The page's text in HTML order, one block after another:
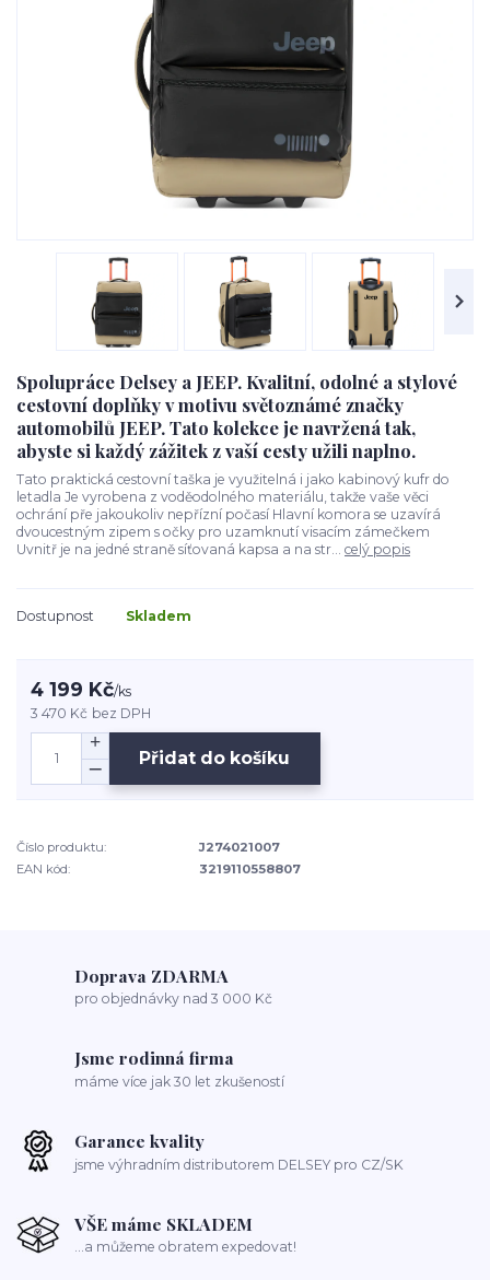
Spolupráce Delsey a JEEP. Kvalitní, odolné a stylové
cestovní doplňky v motivu světoznámé značky
automobilů JEEP. Tato kolekce je navržená tak,
abyste si každý zážitek z vaší cesty užili naplno.
Tato praktická cestovní taška je využitelná i jako kabinový kufr do
letadla Je vyrobena z voděodolného materiálu, takže vaše věci
ochrání pře jakoukoliv nepřízní počasí Hlavní komora se uzavírá
dvoucestným zipem s očky pro uzamknutí visacím zámečkem
Uvnitř je na jedné straně síťovaná kapsa a na str... celý popis
Dostupnost Skladem
4 199 Kč/ks
3 470 Kč bez DPH
Přidat do košíku
Číslo produktu:
J274021007
EAN kód:
3219110558807
Doprava ZDARMA
pro objednávky nad 3 000 Kč
Jsme rodinná firma
máme více jak 30 let zkušeností
Garance kvality
jsme výhradním distributorem DELSEY pro CZ/SK
VŠE máme SKLADEM
...a můžeme obratem expedovat!